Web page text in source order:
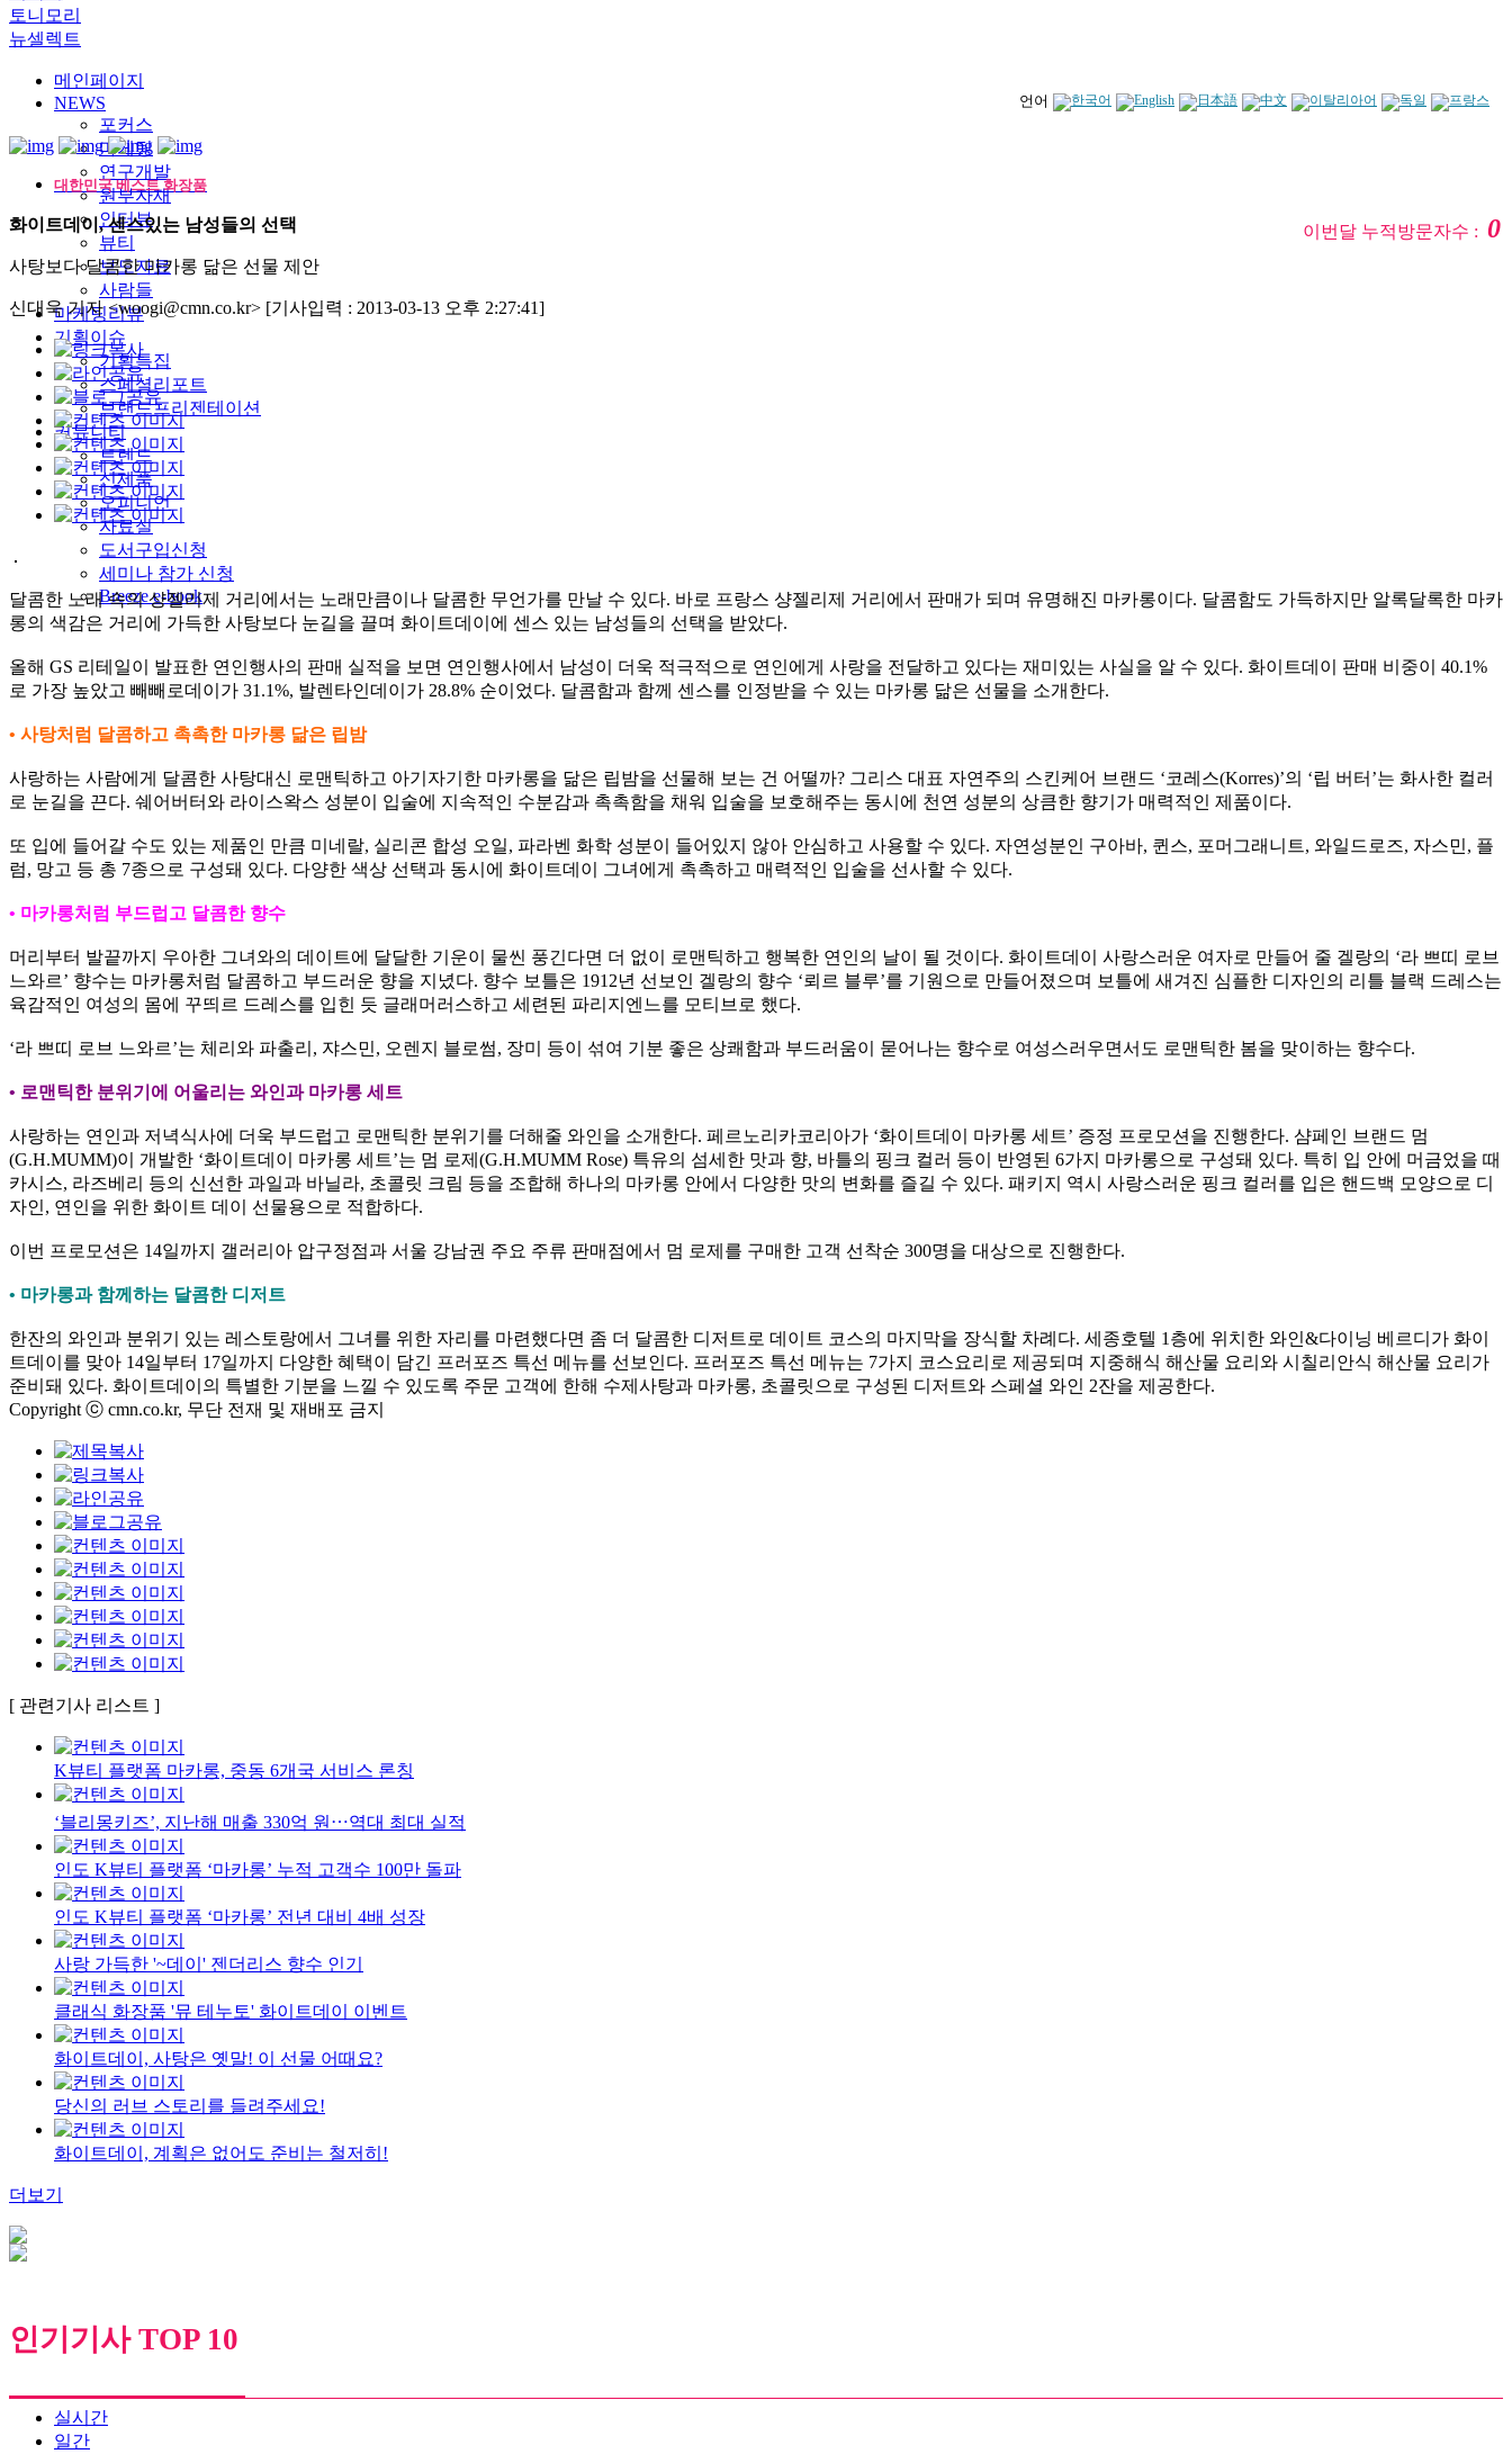
토니모리
뉴셀렉트
언어
메인페이지
NEWS
포커스
마케팅
연구개발
원부자재
인터뷰
뷰티
보도자료
사람들
마케팅리뷰
기획이슈
기획특집
스페셜리포트
브랜드프리젠테이션
커뮤니티
트렌드
신제품
오피니언
자료실
도서구입신청
세미나 참가 신청
Breeze e-book
대한민국 베스트 화장품
이번달 누적방문자수 :0
화이트데이, 센스있는 남성들의 선택
사탕보다 달콤한 마카롱 닮은 선물 제안
신대욱 기자 <woogi@cmn.co.kr> [기사입력 : 2013-03-13 오후 2:27:41]
달콤한 노래 속의 샹젤리제 거리에서는 노래만큼이나 달콤한 무언가를 만날 수 있다. 바로 프랑스 샹젤리제 거리에서 판매가 되며 유명해진 마카롱이다. 달콤함도 가득하지만 알록달록한 마카
롱의 색감은 거리에 가득한 사탕보다 눈길을 끌며 화이트데이에 센스 있는 남성들의 선택을 받았다.
올해 GS 리테일이 발표한 연인행사의 판매 실적을 보면 연인행사에서 남성이 더욱 적극적으로 연인에게 사랑을 전달하고 있다는 재미있는 사실을 알 수 있다. 화이트데이 판매 비중이 40.1%
로 가장 높았고 빼빼로데이가 31.1%, 발렌타인데이가 28.8% 순이었다. 달콤함과 함께 센스를 인정받을 수 있는 마카롱 닮은 선물을 소개한다.
• 사탕처럼 달콤하고 촉촉한 마카롱 닮은 립밤
사랑하는 사람에게 달콤한 사탕대신 로맨틱하고 아기자기한 마카롱을 닮은 립밤을 선물해 보는 건 어떨까? 그리스 대표 자연주의 스킨케어 브랜드 ‘코레스(Korres)’의 ‘립 버터’는 화사한 컬러
로 눈길을 끈다. 쉐어버터와 라이스왁스 성분이 입술에 지속적인 수분감과 촉촉함을 채워 입술을 보호해주는 동시에 천연 성분의 상큼한 향기가 매력적인 제품이다.
또 입에 들어갈 수도 있는 제품인 만큼 미네랄, 실리콘 합성 오일, 파라벤 화학 성분이 들어있지 않아 안심하고 사용할 수 있다. 자연성분인 구아바, 퀸스, 포머그래니트, 와일드로즈, 자스민, 플
럼, 망고 등 총 7종으로 구성돼 있다. 다양한 색상 선택과 동시에 화이트데이 그녀에게 촉촉하고 매력적인 입술을 선사할 수 있다.
• 마카롱처럼 부드럽고 달콤한 향수
머리부터 발끝까지 우아한 그녀와의 데이트에 달달한 기운이 물씬 풍긴다면 더 없이 로맨틱하고 행복한 연인의 날이 될 것이다. 화이트데이 사랑스러운 여자로 만들어 줄 겔랑의 ‘라 쁘띠 로브
느와르’ 향수는 마카롱처럼 달콤하고 부드러운 향을 지녔다. 향수 보틀은 1912년 선보인 겔랑의 향수 ‘뢰르 블루’를 기원으로 만들어졌으며 보틀에 새겨진 심플한 디자인의 리틀 블랙 드레스는
육감적인 여성의 몸에 꾸띄르 드레스를 입힌 듯 글래머러스하고 세련된 파리지엔느를 모티브로 했다.
‘라 쁘띠 로브 느와르’는 체리와 파출리, 쟈스민, 오렌지 블로썸, 장미 등이 섞여 기분 좋은 상쾌함과 부드러움이 묻어나는 향수로 여성스러우면서도 로맨틱한 봄을 맞이하는 향수다.
• 로맨틱한 분위기에 어울리는 와인과 마카롱 세트
사랑하는 연인과 저녁식사에 더욱 부드럽고 로맨틱한 분위기를 더해줄 와인을 소개한다. 페르노리카코리아가 ‘화이트데이 마카롱 세트’ 증정 프로모션을 진행한다. 샴페인 브랜드 멈
(G.H.MUMM)이 개발한 ‘화이트데이 마카롱 세트’는 멈 로제(G.H.MUMM Rose) 특유의 섬세한 맛과 향, 바틀의 핑크 컬러 등이 반영된 6가지 마카롱으로 구성돼 있다. 특히 입 안에 머금었을 때
카시스, 라즈베리 등의 신선한 과일과 바닐라, 초콜릿 크림 등을 조합해 하나의 마카롱 안에서 다양한 맛의 변화를 즐길 수 있다. 패키지 역시 사랑스러운 핑크 컬러를 입은 핸드백 모양으로 디
자인, 연인을 위한 화이트 데이 선물용으로 적합하다.
이번 프로모션은 14일까지 갤러리아 압구정점과 서울 강남권 주요 주류 판매점에서 멈 로제를 구매한 고객 선착순 300명을 대상으로 진행한다.
• 마카롱과 함께하는 달콤한 디저트
한잔의 와인과 분위기 있는 레스토랑에서 그녀를 위한 자리를 마련했다면 좀 더 달콤한 디저트로 데이트 코스의 마지막을 장식할 차례다. 세종호텔 1층에 위치한 와인&다이닝 베르디가 화이
트데이를 맞아 14일부터 17일까지 다양한 혜택이 담긴 프러포즈 특선 메뉴를 선보인다. 프러포즈 특선 메뉴는 7가지 코스요리로 제공되며 지중해식 해산물 요리와 시칠리안식 해산물 요리가
준비돼 있다. 화이트데이의 특별한 기분을 느낄 수 있도록 주문 고객에 한해 수제사탕과 마카롱, 초콜릿으로 구성된 디저트와 스페셜 와인 2잔을 제공한다.
Copyright ⓒ cmn.co.kr, 무단 전재 및 재배포 금지
[ 관련기사 리스트 ]
K뷰티 플랫폼 마카롱, 중동 6개국 서비스 론칭
‘블리몽키즈’, 지난해 매출 330억 원⋯역대 최대 실적
인도 K뷰티 플랫폼 ‘마카롱’ 누적 고객수 100만 돌파
인도 K뷰티 플랫폼 ‘마카롱’ 전년 대비 4배 성장
사랑 가득한 '~데이' 젠더리스 향수 인기
클래식 화장품 '뮤 테누토' 화이트데이 이벤트
화이트데이, 사탕은 옛말! 이 선물 어때요?
당신의 러브 스토리를 들려주세요!
화이트데이, 계획은 없어도 준비는 철저히!
더보기
인기기사 TOP 10
실시간
일간